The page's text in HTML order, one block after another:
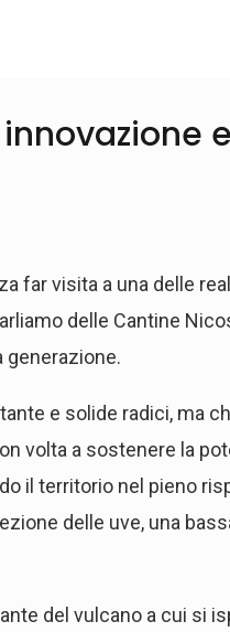
far visita a una delle
delle Cantine
generazione.
e solide radici, ma
volta a sostenere la
il territorio nel pieno
delle uve, una
del vulcano a cui si